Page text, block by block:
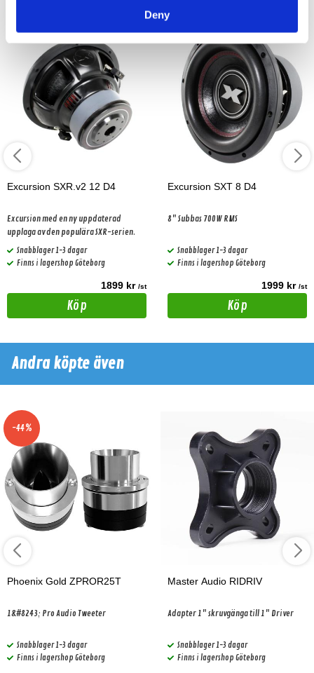
Deny
Excursion SXR.v2 12 D4
Excursion med en ny uppdaterad
upplaga av den populära SXR-serien.
Snabblager 1-3 dagar
Finns i lagershop Göteborg
1899 kr /st
Köp
Excursion SXT 8 D4
8" Subbas 700W RMS
Snabblager 1-3 dagar
Finns i lagershop Göteborg
1999 kr /st
Köp
Andra köpte även
-44%
Phoenix Gold ZPROR25T
1&#8243; Pro Audio Tweeter
Snabblager 1-3 dagar
Finns i lagershop Göteborg
Master Audio RIDRIV
Adapter 1" skruvgänga till 1" Driver
Snabblager 1-3 dagar
Finns i lagershop Göteborg